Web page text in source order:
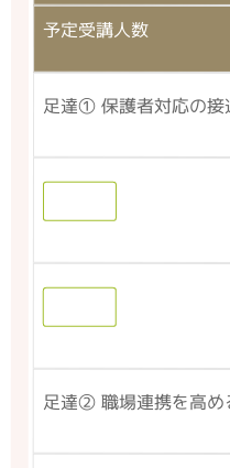
予定受講人数
足達① 保護者対応の接
足達② 職場連携を高め